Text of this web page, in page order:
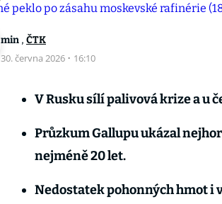
min , ČTK
30. června 2026 · 16:10
V Rusku sílí palivová krize a u
Průzkum Gallupu ukázal
nejméně 20 let.
Nedostatek pohonných hmot i